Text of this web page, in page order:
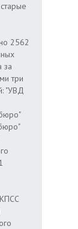
2562
за
три
"УВД